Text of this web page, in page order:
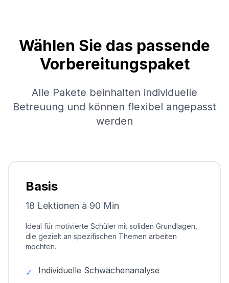
Wählen Sie das passende
Vorbereitungspaket
Alle Pakete beinhalten individuelle
Betreuung und können flexibel angepasst
werden
Basis
18 Lektionen à 90 Min
Ideal für motivierte Schüler mit soliden Grundlagen,
die gezielt an spezifischen Themen arbeiten
möchten.
✓ Individuelle Schwächenanalyse